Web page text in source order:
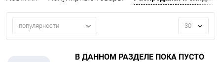
популярности 30
В ДАННОМ РАЗДЕЛЕ ПОКА ПУСТО